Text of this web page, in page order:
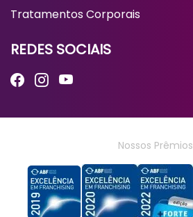
Tratamentos Corporais
REDES SOCIAIS
Nossos Prêmios